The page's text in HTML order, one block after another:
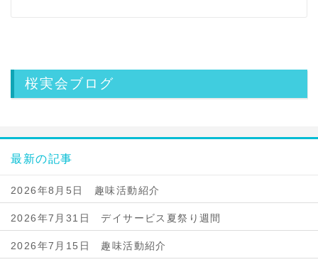
桜実会ブログ
最新の記事
2026年8月5日 趣味活動紹介
2026年7月31日 デイサービス夏祭り週間
2026年7月15日 趣味活動紹介